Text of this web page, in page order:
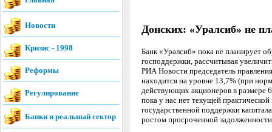
Новости
Кризис - 1998
Реформы
Регулирование
Банки и реальный сектор
Донских: «Уралсиб» не
Банк «Уралсиб» пока не планирует
господдержки, рассчитывая
РИА Новости председатель
находится на уровне 13,7% (при
действующих акционеров в размере
пока у нас нет текущей
государственной поддержки
ростом просроченной